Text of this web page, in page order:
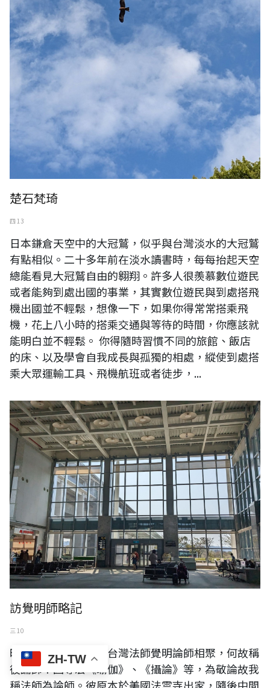
ZH-TW
楚石梵琦
四 13
日本鎌倉天空中的大冠鷲，似乎與台灣淡水的大冠鷲
有點相似。二十多年前在淡水讀書時，每每抬起天空
總能看見大冠鷲自由的翱翔。許多人很羨慕數位遊民
或者能夠到處出國的事業，其實數位遊民與到處搭飛
機出國並不輕鬆，想像一下，如果你得常常搭乘飛
機，花上八小時的搭乘交通與等待的時間，你應該就
能明白並不輕鬆。 你得隨時習慣不同的旅館、飯店
的床、以及學會自我成長與孤獨的相處，縱使到處搭
乘大眾運輸工具、飛機航班或者徒步，...
訪覺明師略記
三 10
昨日與河北法友轉介台灣法師覺明論師相聚，何故稱
彼論師？因專宏《瑜伽》、《攝論》等，為敬論故我